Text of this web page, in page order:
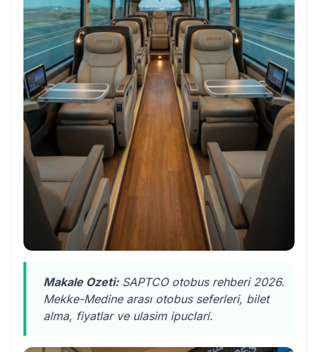
Makale Ozeti:SAPTCO otobus rehberi 2026.
Mekke-Medine arası otobus seferleri, bilet
alma, fiyatlar ve ulasim ipuclari.